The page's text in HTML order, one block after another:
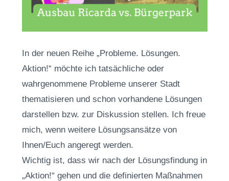
In der neuen Reihe „Probleme. Lösungen.
Aktion!“ möchte ich tatsächliche oder
wahrgenommene Probleme unserer Stadt
thematisieren und schon vorhandene Lösungen
darstellen bzw. zur Diskussion stellen. Ich freue
mich, wenn weitere Lösungsansätze von
Ihnen/Euch angeregt werden.
Wichtig ist, dass wir nach der Lösungsfindung in
„Aktion!“ gehen und die definierten Maßnahmen